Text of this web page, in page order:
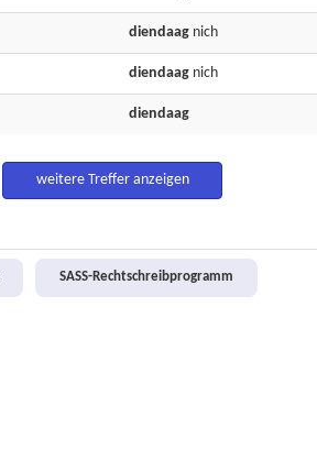
diendaag nich
diendaag nich
diendaag
weitere Treffer anzeigen
SASS-Rechtschreibprogramm